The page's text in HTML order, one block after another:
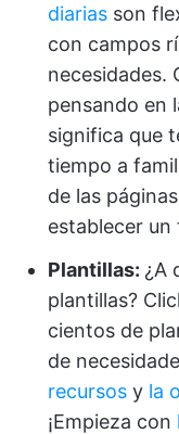
diarias son
con campos
necesidades.
pensando en
significa que
tiempo a
de las
establecer un
Plantillas: ¿A
plantillas?
cientos de
de
recursos y la
¡Empieza con